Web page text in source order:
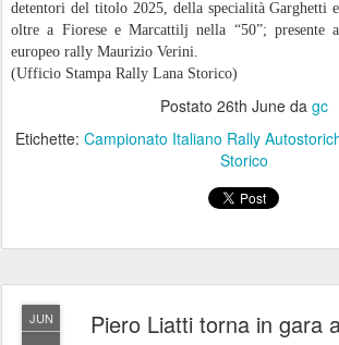
detentori del titolo 2025, della specialità Garghetti
oltre a Fiorese e Marcattilj nella “50”; presente
europeo rally Maurizio Verini.
(Ufficio Stampa Rally Lana Storico)
Postato 26th June da gc
Etichette: Campionato Italiano Rally
Storico
JUN
Piero Liatti torna in gara